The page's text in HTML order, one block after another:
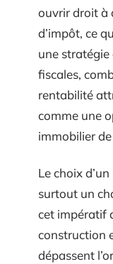
ouvrir droit à
d’impôt, ce
une
fiscales,
rentabilité
comme une
immobilier
Le choix
surtout un
cet impératif
construction
dépassent